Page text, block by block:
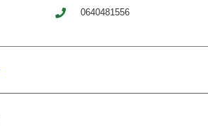
0640481556